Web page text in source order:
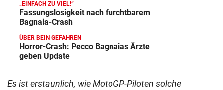
„EINFACH ZU VIEL!“
Fassungslosigkeit nach furchtbarem
Bagnaia-Crash
ÜBER BEIN GEFAHREN
Horror-Crash: Pecco Bagnaias Ärzte
geben Update
Es ist erstaunlich, wie MotoGP-Piloten solche